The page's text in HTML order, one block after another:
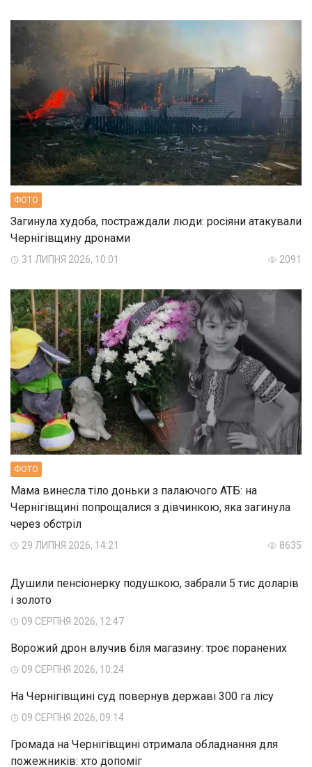
ФОТО
Загинула худоба, постраждали люди: росіяни атакували
Чернігівщину дронами
31 ЛИПНЯ 2026, 10:01 2091
ФОТО
Мама винесла тіло доньки з палаючого АТБ: на
Чернігівщині попрощалися з дівчинкою, яка загинула
через обстріл
29 ЛИПНЯ 2026, 14:21 8635
Душили пенсіонерку подушкою, забрали 5 тис доларів
і золото
09 СЕРПНЯ 2026, 12:47
Ворожий дрон влучив біля магазину: троє поранених
09 СЕРПНЯ 2026, 10:24
На Чернігівщині суд повернув державі 300 га лісу
09 СЕРПНЯ 2026, 09:14
Громада на Чернігівщині отримала обладнання для
пожежників: хто допоміг